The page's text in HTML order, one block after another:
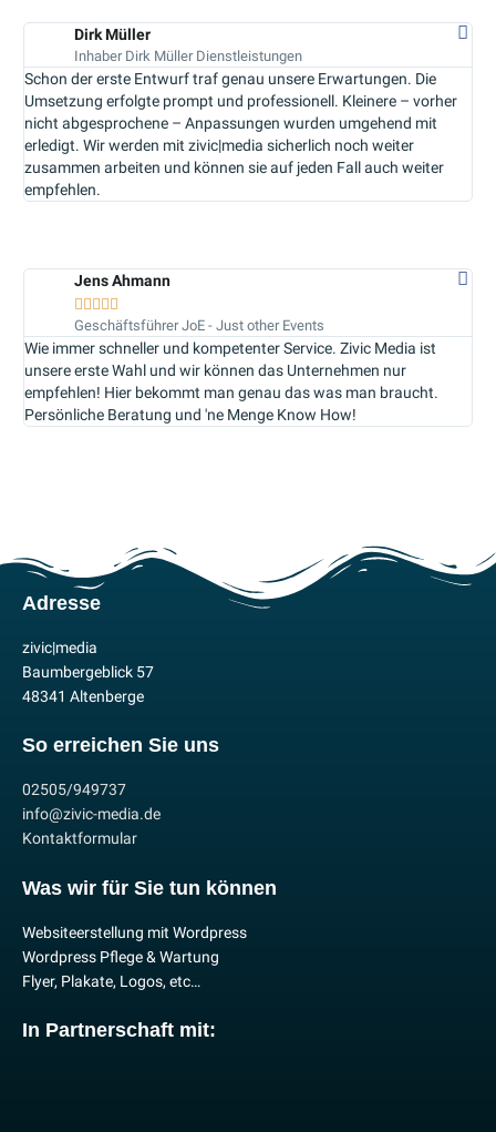
Dirk Müller
Inhaber Dirk Müller Dienstleistungen
Schon der erste Entwurf traf genau unsere Erwartungen. Die
Umsetzung erfolgte prompt und professionell. Kleinere – vorher
nicht abgesprochene – Anpassungen wurden umgehend mit
erledigt. Wir werden mit zivic|media sicherlich noch weiter
zusammen arbeiten und können sie auf jeden Fall auch weiter
empfehlen.
Jens Ahmann
    
Geschäftsführer JoE - Just other Events
Wie immer schneller und kompetenter Service. Zivic Media ist
unsere erste Wahl und wir können das Unternehmen nur
empfehlen! Hier bekommt man genau das was man braucht.
Persönliche Beratung und 'ne Menge Know How!
Adresse
zivic|media
Baumbergeblick 57
48341 Altenberge
So erreichen Sie uns
02505/949737
info@zivic-media.de
Kontaktformular
Was wir für Sie tun können
Websiteerstellung mit Wordpress
Wordpress Pflege & Wartung
Flyer, Plakate, Logos, etc…
In Partnerschaft mit: